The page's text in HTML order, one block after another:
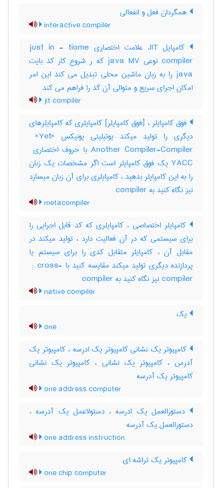
همگردان فعل و انفعالی
interactive compiler
کامپایل JIT علامت اختصاری just in - tiome
compiler نوعی java MV که ر شروع کار کد بایت
java را به زبان ماشین محلی تبدیل می کند این امر
امکان اجرای سریع و متوالی آن کد را فراهم می کند
jit compiler
فوق کامپایلر ، [فوق کامپایلر] کامپایلری که کامپایلرهای
دیگری را تولید میکند یوتیلیتی یونیکس "‎ "Yet
YACC یک فوق کامپایلر است اگر مشخصات یک زبان
را به این کامپایلر بدهید ، کامپایلری برای آن زبان میسازد
نیز نگاه کنید به ‎ compiler
metacompiler
کامپایلر اختصاصی ، کامپایلری که کد قابل اجرایی را
برای سیستمی که در آن فعالیت دارد ، تولید میکند در
مقابل آن ، کامپایلر متقابل کدی را برای سیستم یا
پردازنده دیگری تولید میکند مقایسه کنید با ‎ ; cross-
compiler نیز نگاه کنید به ‎ compiler
native compiler
یک
one
کامپیوتر یک نشانی کامپیوتر یک ادرسه ، کامپیوتر یک
آدرس ، کامپیوتر یک نشانی ، کامپیوتر یک نشانی
کامپیوتر یک آدرسه
one address computer
دستورالعمل یک ادرسه ، دستولاعمل یک آدرسه ،
دستورالعمل یک آدرسه
one address instruction
کامپیوتر یک تراشه ای
one chip computer